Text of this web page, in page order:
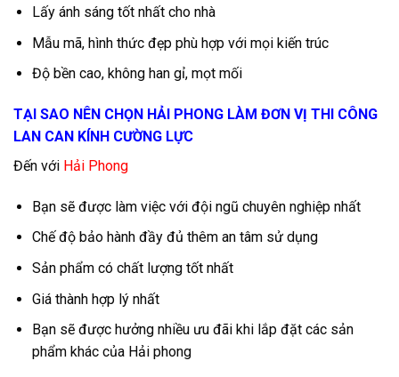
Lấy ánh sáng tốt nhất cho nhà
Mẫu mã, hình thức đẹp phù hợp với mọi kiến trúc
Độ bền cao, không han gỉ, mọt mối
TẠI SAO NÊN CHỌN HẢI PHONG LÀM ĐƠN VỊ THI CÔNG
LAN CAN KÍNH CƯỜNG LỰC
Đến với Hải Phong
Bạn sẽ được làm việc với đội ngũ chuyên nghiệp nhất
Chế độ bảo hành đầy đủ thêm an tâm sử dụng
Sản phẩm có chất lượng tốt nhất
Giá thành hợp lý nhất
Bạn sẽ được hưởng nhiều ưu đãi khi lắp đặt các sản
phẩm khác của Hải phong